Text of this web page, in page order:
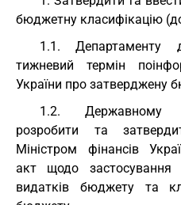
бюджетну класифікацію
1.1. Департаменту
тижневий термін
України про затверджену
1.2. Державному
розробити та
Міністром фінансів
акт щодо застосування
видатків бюджету та